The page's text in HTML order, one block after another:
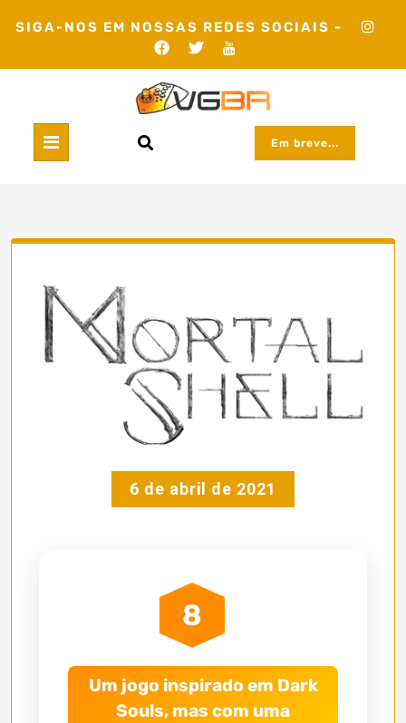
SIGA-NOS EM NOSSAS REDES SOCIAIS -
Em breve...
6 de abril de 2021
8
Um jogo inspirado em Dark
Souls, mas com uma